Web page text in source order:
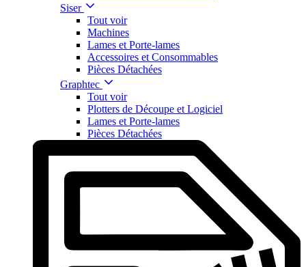
Siser
Tout voir
Machines
Lames et Porte-lames
Accessoires et Consommables
Pièces Détachées
Graphtec
Tout voir
Plotters de Découpe et Logiciel
Lames et Porte-lames
Pièces Détachées